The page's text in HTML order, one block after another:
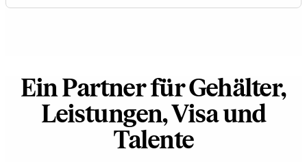
Ein Partner für Gehälter,
Leistungen, Visa und
Talente